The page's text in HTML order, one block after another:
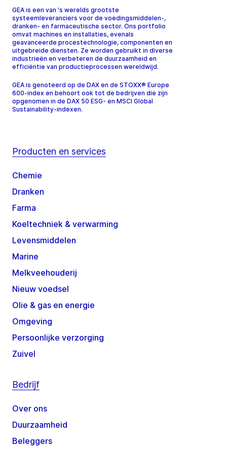
GEA is een van 's werelds grootste
systeemleveranciers voor de voedingsmiddelen-,
dranken- en farmaceutische sector. Ons portfolio
omvat machines en installaties, evenals
geavanceerde procestechnologie, componenten en
uitgebreide diensten. Ze worden gebruikt in diverse
industrieën en verbeteren de duurzaamheid en
efficiëntie van productieprocessen wereldwijd.
GEA is genoteerd op de DAX en de STOXX® Europe
600-index en behoort ook tot de bedrijven die zijn
opgenomen in de DAX 50 ESG- en MSCI Global
Sustainability-indexen.
Producten en services
Chemie
Dranken
Farma
Koeltechniek & verwarming
Levensmiddelen
Marine
Melkveehouderij
Nieuw voedsel
Olie & gas en energie
Omgeving
Persoonlijke verzorging
Zuivel
Bedrijf
Over ons
Duurzaamheid
Beleggers